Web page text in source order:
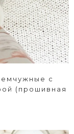
с
(прошивная